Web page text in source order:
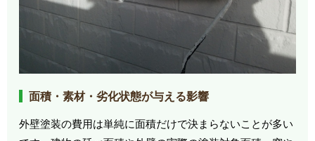
面積・素材・劣化状態が与える影響
外壁塗装の費用は単純に面積だけで決まらないことが多い